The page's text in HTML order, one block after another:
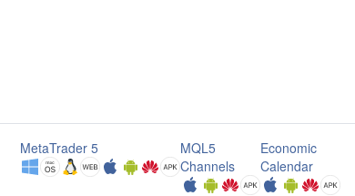
MetaTrader 5
MQL5
Channels
Economic
Calendar